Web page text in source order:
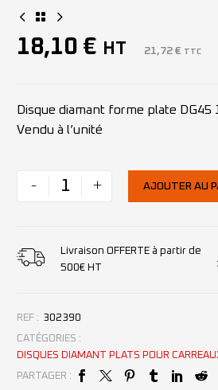
18,10 € HT 21,72 € TTC
Disque diamant forme plate DG45
Vendu à l’unité
- + AJOUTER AU
Livraison OFFERTE à partir de
500€ HT
REF : 302390
CATÉGORIES :
DISQUES DIAMANT PLATS POUR
PARTAGER :